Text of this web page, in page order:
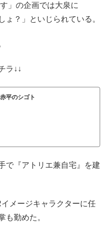
」の企画では大泉に
ょ？」といじられている。
ラ↓↓
平のシゴト
で『アトリエ兼自宅』を建
メージキャラクターに任
も勤めた。